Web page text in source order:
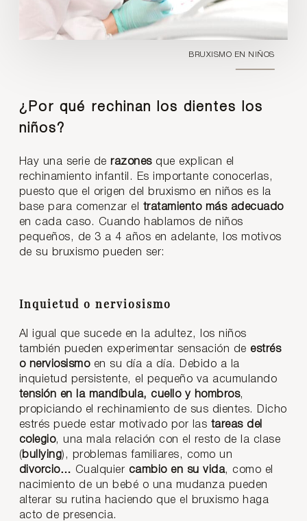
BRUXISMO EN NIÑOS
¿Por qué rechinan los dientes los
niños?
Hay una serie derazones que explican el
rechinamiento infantil. Es importante conocerlas,
puesto que el origen del bruxismo en niños es la
base para comenzar el tratamiento más adecuado
en cada caso. Cuando hablamos de niños
pequeños, de 3 a 4 años en adelante, los motivos
de su bruxismo pueden ser:
Inquietud o nerviosismo
Al igual que sucede en la adultez, los niños
también pueden experimentar sensación de estrés
o nerviosismoen su día a día. Debido a la
inquietud persistente, el pequeño va acumulando
tensión en la mandíbula, cuello y hombros,
propiciando el rechinamiento de sus dientes. Dicho
estrés puede estar motivado por las tareas del
colegio, una mala relación con el resto de la clase
( bullying), problemas familiares, como un
divorcio… Cualquier cambio en su vida, como el
nacimiento de un bebé o una mudanza pueden
alterar su rutina haciendo que el bruxismo haga
acto de presencia.